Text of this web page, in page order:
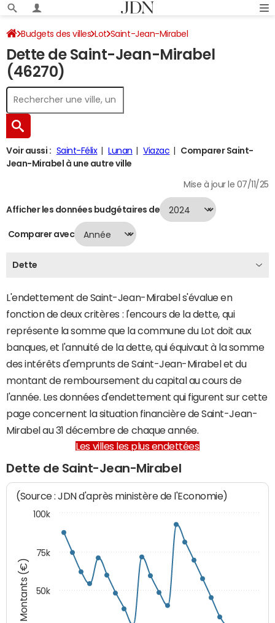
Budgets des villes Lot Saint-Jean-Mirabel
Dette au 31/12/2024
Dette de Saint-Jean-Mirabel
(46270)
Voir aussi : Saint-Félix Lunan Viazac
Comparer Saint-
Jean-Mirabel à une autre ville
Mise à jour le 07/11/25
Afficher les données budgétaires de
Comparer avec
Dette
L'endettement de Saint-Jean-Mirabel s'évalue en
fonction de deux critères : l'encours de la dette, qui
représente la somme que la commune du Lot doit aux
banques, et l'annuité de la dette, qui équivaut à la somme
des intérêts d'emprunts de Saint-Jean-Mirabel et du
montant de remboursement du capital au cours de
l'année. Les données d'endettement qui figurent sur cette
page concernent la situation financière de Saint-Jean-
Mirabel au 31 décembre de chaque année.
Les villes les plus endettées
Dette de Saint-Jean-Mirabel
Montants (€)
(Source : JDN d'après ministère de l'Economie)
50k
75k
100k